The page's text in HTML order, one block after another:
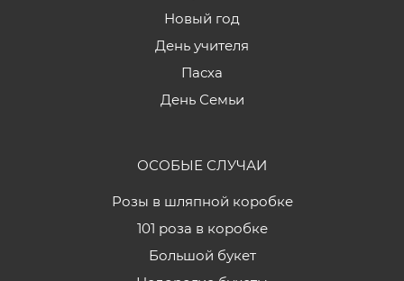
Новый год
День учителя
Пасха
День Семьи
ОСОБЫЕ СЛУЧАИ
Розы в шляпной коробке
101 роза в коробке
Большой букет